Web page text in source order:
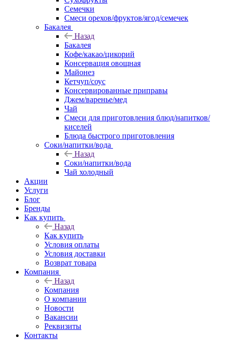
Семечки
Смеси орехов/фруктов/ягод/семечек
Бакалея
Назад
Бакалея
Кофе/какао/цикорий
Консервация овощная
Майонез
Кетчуп/соус
Консервированные приправы
Джем/варенье/мед
Чай
Смеси для приготовления блюд/напитков/
киселей
Блюда быстрого приготовления
Соки/напитки/вода
Назад
Соки/напитки/вода
Чай холодный
Акции
Услуги
Блог
Бренды
Как купить
Назад
Как купить
Условия оплаты
Условия доставки
Возврат товара
Компания
Назад
Компания
О компании
Новости
Вакансии
Реквизиты
Контакты